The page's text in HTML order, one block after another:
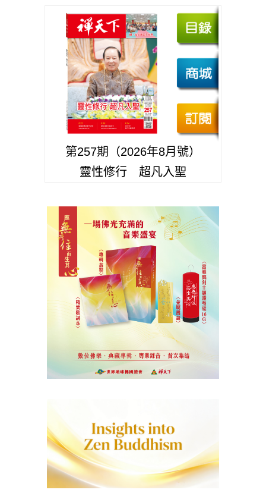
第257期（2026年8月號）
靈性修行 超凡入聖